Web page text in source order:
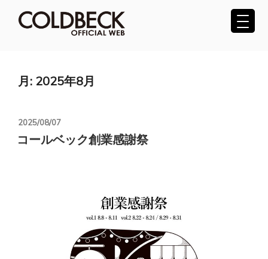
月: 2025年8月
投
稿
日:
2025/08/07
コールベック創業感謝祭